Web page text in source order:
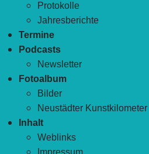
Protokolle
Jahresberichte
Termine
Podcasts
Newsletter
Fotoalbum
Bilder
Neustädter Kunstkilometer
Inhalt
Weblinks
Impressum